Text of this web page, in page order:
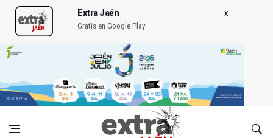
Extra Jaén
Gratis en Google Play